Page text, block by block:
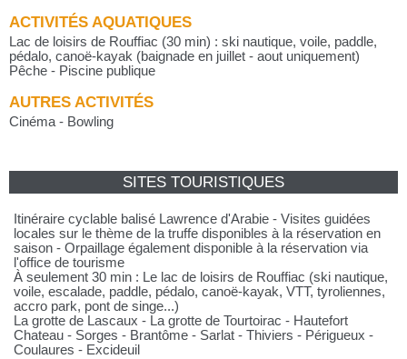
ACTIVITÉS AQUATIQUES
Lac de loisirs de Rouffiac (30 min) : ski nautique, voile, paddle,
pédalo, canoë-kayak (baignade en juillet - aout uniquement)
Pêche - Piscine publique
AUTRES ACTIVITÉS
Cinéma - Bowling
SITES TOURISTIQUES
Itinéraire cyclable balisé Lawrence d'Arabie - Visites guidées
locales sur le thème de la truffe disponibles à la réservation en
saison - Orpaillage également disponible à la réservation via
l'office de tourisme
À seulement 30 min : Le lac de loisirs de Rouffiac (ski nautique,
voile, escalade, paddle, pédalo, canoë-kayak, VTT, tyroliennes,
accro park, pont de singe...)
La grotte de Lascaux - La grotte de Tourtoirac - Hautefort
Chateau - Sorges - Brantôme - Sarlat - Thiviers - Périgueux -
Coulaures - Excideuil